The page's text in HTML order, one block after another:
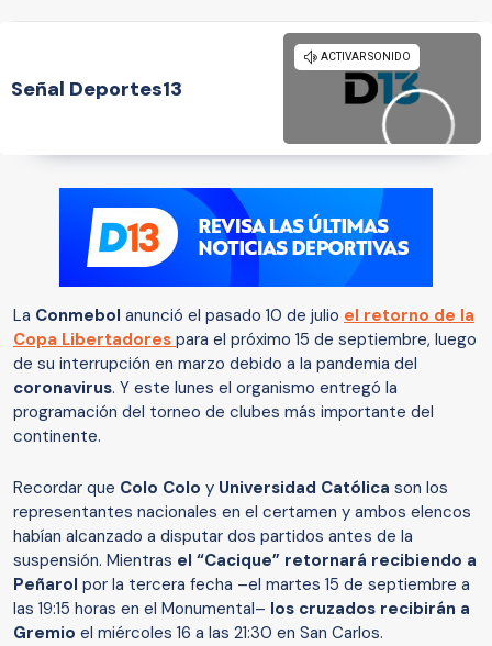
Señal Deportes13
La Conmebol anunció el pasado 10 de julio el retorno de la
Copa Libertadores para el próximo 15 de septiembre, luego
de su interrupción en marzo debido a la pandemia del
coronavirus. Y este lunes el organismo entregó la
programación del torneo de clubes más importante del
continente.
Recordar que Colo Colo y Universidad Católica son los
representantes nacionales en el certamen y ambos elencos
habían alcanzado a disputar dos partidos antes de la
suspensión. Mientras el “Cacique” retornará recibiendo a
Peñarol por la tercera fecha –el martes 15 de septiembre a
las 19:15 horas en el Monumental– los cruzados recibirán a
Gremio el miércoles 16 a las 21:30 en San Carlos.